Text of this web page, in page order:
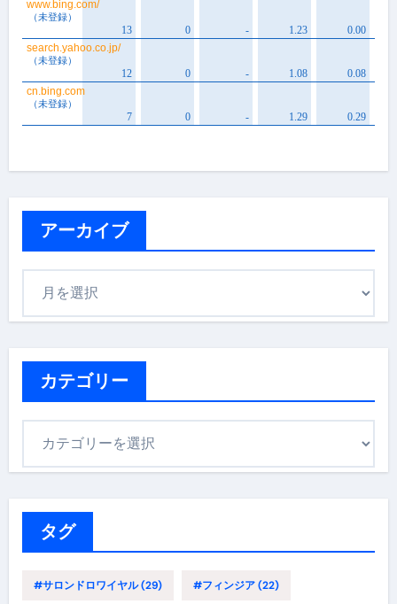
アーカイブ
カテゴリー
タグ
#サロンドロワイヤル(29) #フィンジア(22)